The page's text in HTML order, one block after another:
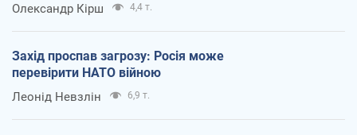
Олександр Кірш 4,4 т.
Захід проспав загрозу: Росія може
перевірити НАТО війною
Леонід Невзлін 6,9 т.